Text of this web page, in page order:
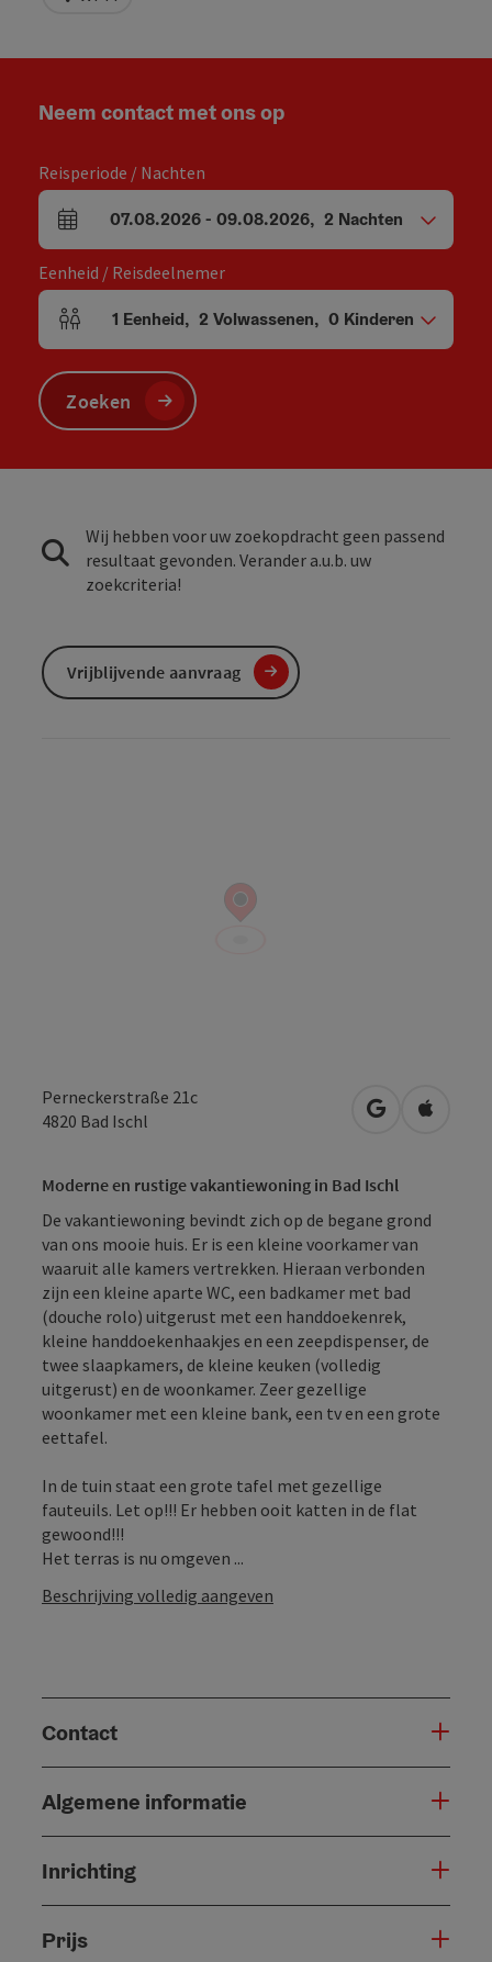
Perneckerstraße 21c
4820 Bad Ischl Openen in
Moderne en rustige vakantiewoning in Bad Ischl
De vakantiewoning bevindt zich op de begane grond
van ons mooie huis. Er is een kleine voorkamer van
waaruit alle kamers vertrekken. Hieraan verbonden
zijn een kleine aparte WC, een badkamer met bad
(douche rolo) uitgerust met een handdoekenrek,
kleine handdoekenhaakjes en een zeepdispenser, de
twee slaapkamers, de kleine keuken (volledig
uitgerust) en de woonkamer. Zeer gezellige
woonkamer met een kleine bank, een tv en een grote
eettafel.
In de tuin staat een grote tafel met gezellige
fauteuils. Let op!!! Er hebben ooit katten in de flat
gewoond!!!
Het terras is nu omgeven ...
Beschrijving volledig aangeven
Contact
Algemene informatie
Inrichting
Prijs
Neem contact met ons op
Reisperiode / Nachten
Velden voor aankomst en vertrek
07.08.2026- 09.08.2026, 2 Nachten
Eenheid / Reisdeelnemer
Aantal eenheden en persoonsvelden
1 Eenheid, 2 Volwassenen, 0 Kinderen
Zoeken
Wij hebben voor uw zoekopdracht geen passend
resultaat gevonden. Verander a.u.b. uw
zoekcriteria!
Vrijblijvende aanvraag